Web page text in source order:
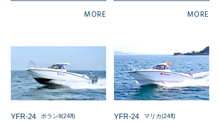
MORE MORE
YFR-24 ボランII(24ft) YFR-24 マリカ(24ft)